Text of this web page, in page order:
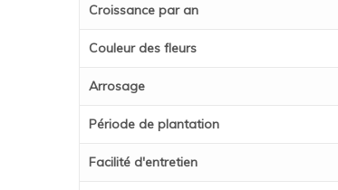
Croissance par an
Couleur des fleurs
Arrosage
Période de plantation
Facilité d'entretien